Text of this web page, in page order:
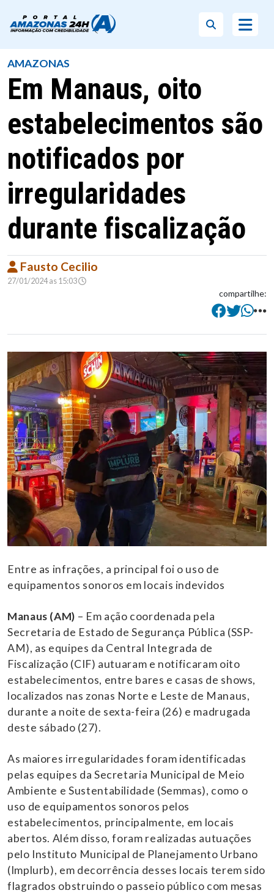
AMAZONAS
Em Manaus, oito
estabelecimentos são
notificados por
irregularidades
durante fiscalização
Fausto Cecilio
27/01/2024 as 15:03
compartilhe:
Entre as infrações, a principal foi o uso de
equipamentos sonoros em locais indevidos
Manaus (AM) – Em ação coordenada pela
Secretaria de Estado de Segurança Pública (SSP-
AM), as equipes da Central Integrada de
Fiscalização (CIF) autuaram e notificaram oito
estabelecimentos, entre bares e casas de shows,
localizados nas zonas Norte e Leste de Manaus,
durante a noite de sexta-feira (26) e madrugada
deste sábado (27).
As maiores irregularidades foram identificadas
pelas equipes da Secretaria Municipal de Meio
Ambiente e Sustentabilidade (Semmas), como o
uso de equipamentos sonoros pelos
estabelecimentos, principalmente, em locais
abertos. Além disso, foram realizadas autuações
pelo Instituto Municipal de Planejamento Urbano
(Implurb), em decorrência desses locais terem sido
flagrados obstruindo o passeio público com mesas